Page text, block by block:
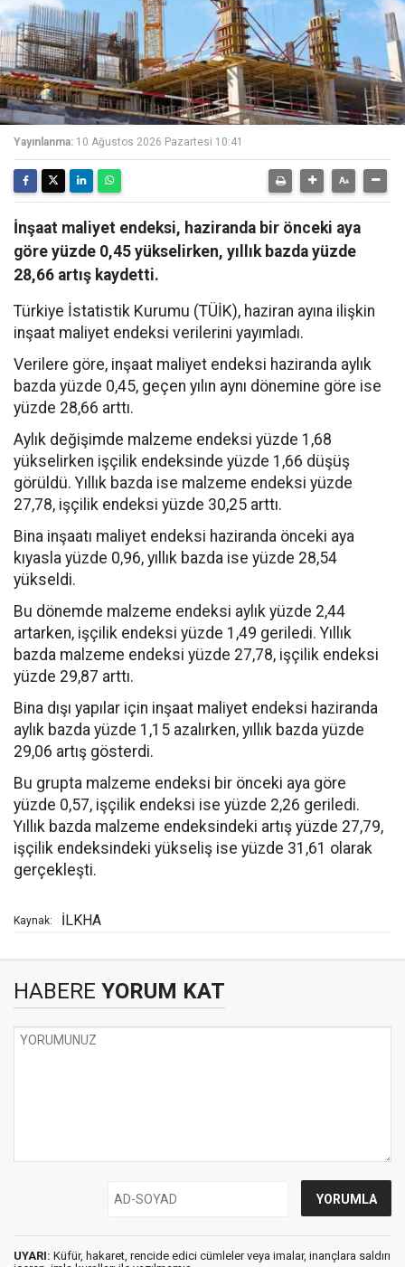
Yayınlanma: 10 Ağustos 2026 Pazartesi 10:41
İnşaat maliyet endeksi, haziranda bir önceki aya
göre yüzde 0,45 yükselirken, yıllık bazda yüzde
28,66 artış kaydetti.
Türkiye İstatistik Kurumu (TÜİK), haziran ayına ilişkin
inşaat maliyet endeksi verilerini yayımladı.
Verilere göre, inşaat maliyet endeksi haziranda aylık
bazda yüzde 0,45, geçen yılın aynı dönemine göre ise
yüzde 28,66 arttı.
Aylık değişimde malzeme endeksi yüzde 1,68
yükselirken işçilik endeksinde yüzde 1,66 düşüş
görüldü. Yıllık bazda ise malzeme endeksi yüzde
27,78, işçilik endeksi yüzde 30,25 arttı.
Bina inşaatı maliyet endeksi haziranda önceki aya
kıyasla yüzde 0,96, yıllık bazda ise yüzde 28,54
yükseldi.
Bu dönemde malzeme endeksi aylık yüzde 2,44
artarken, işçilik endeksi yüzde 1,49 geriledi. Yıllık
bazda malzeme endeksi yüzde 27,78, işçilik endeksi
yüzde 29,87 arttı.
Bina dışı yapılar için inşaat maliyet endeksi haziranda
aylık bazda yüzde 1,15 azalırken, yıllık bazda yüzde
29,06 artış gösterdi.
Bu grupta malzeme endeksi bir önceki aya göre
yüzde 0,57, işçilik endeksi ise yüzde 2,26 geriledi.
Yıllık bazda malzeme endeksindeki artış yüzde 27,79,
işçilik endeksindeki yükseliş ise yüzde 31,61 olarak
gerçekleşti.
Kaynak: İLKHA
HABERE YORUM KAT
UYARI: Küfür, hakaret, rencide edici cümleler veya imalar, inançlara saldırı